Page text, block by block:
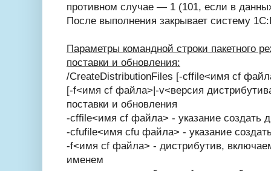
противном случае — 1 (101, если в
После выполнения закрывает систему
Параметры командной строки пакетного
поставки и обновления:
/CreateDistributionFiles [-cffile<имя cf
[-f<имя cf файла>|-v<версия
поставки и обновления
-cffile<имя cf файла> - указание создать
-cfufile<имя cfu файла> - указание
-f<имя cf файла> - дистрибутив,
именем